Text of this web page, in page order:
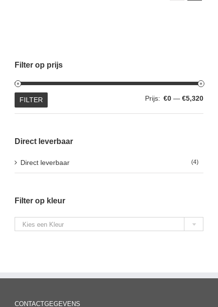
Filter op prijs
Min.
Max.
FILTER Prijs: €0 — €5,320
Direct leverbaar
Direct leverbaar (4)
Filter op kleur

Kies een Kleur
CONTACTGEGEVENS